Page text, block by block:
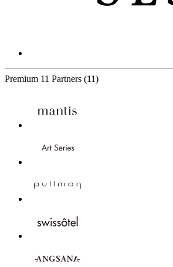
Premium 11 Partners (11)